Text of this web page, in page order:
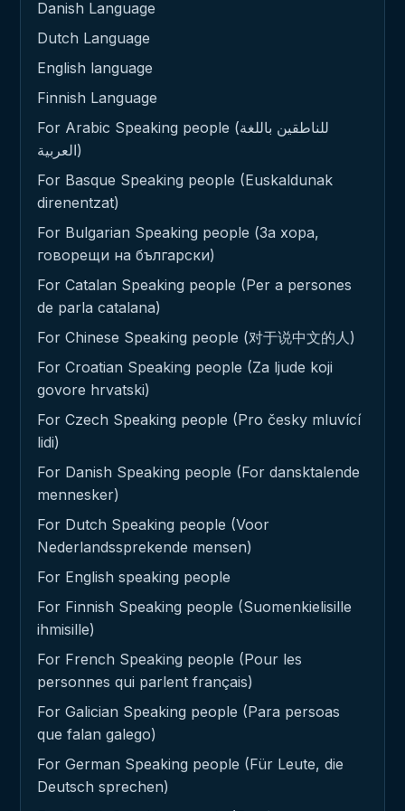
Danish Language
Dutch Language
English language
Finnish Language
For Arabic Speaking people (للناطقين باللغة
العربية)
For Basque Speaking people (Euskaldunak
direnentzat)
For Bulgarian Speaking people (За хора,
говорещи на български)
For Catalan Speaking people (Per a persones
de parla catalana)
For Chinese Speaking people (对于说中文的人)
For Croatian Speaking people (Za ljude koji
govore hrvatski)
For Czech Speaking people (Pro česky mluvící
lidi)
For Danish Speaking people (For dansktalende
mennesker)
For Dutch Speaking people (Voor
Nederlandssprekende mensen)
For English speaking people
For Finnish Speaking people (Suomenkielisille
ihmisille)
For French Speaking people (Pour les
personnes qui parlent français)
For Galician Speaking people (Para persoas
que falan galego)
For German Speaking people (Für Leute, die
Deutsch sprechen)